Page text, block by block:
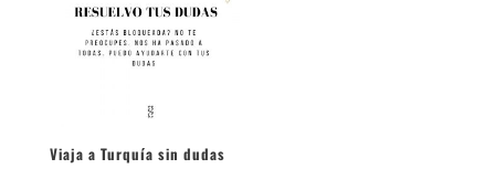
Viaja a Turquía sin dudas